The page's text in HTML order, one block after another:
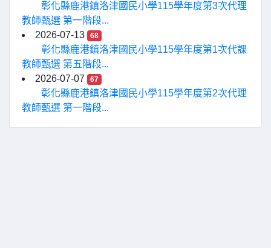
彰化縣鹿港鎮洛津國民小學115學年度第3次代理
教師甄選 第一階段...
2026-07-13
68
彰化縣鹿港鎮洛津國民小學115學年度第1次代課
教師甄選 第五階段...
2026-07-07
67
彰化縣鹿港鎮洛津國民小學115學年度第2次代理
教師甄選 第一階段...